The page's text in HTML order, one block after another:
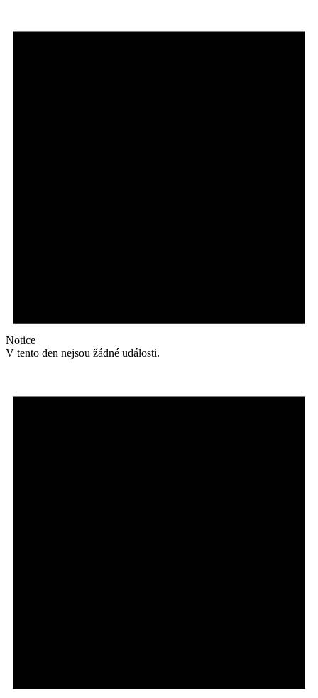
Notice
V tento den nejsou žádné události.